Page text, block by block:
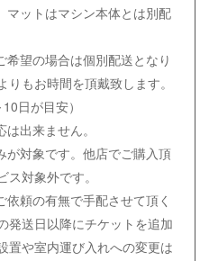
マットはマシン本体とは別配
望の場合は個別配送となり
もお時間を頂戴致します。
日が目安）
出来ません。
が対象です。他店でご購入頂
対象外です。
頼の有無で手配させて頂く
発送日以降にチケットを追加
置や室内運び入れへの変更は